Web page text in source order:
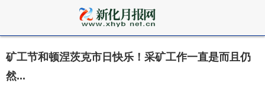
矿工节和顿涅茨克市日快乐！采矿工作一直是而且仍
然...